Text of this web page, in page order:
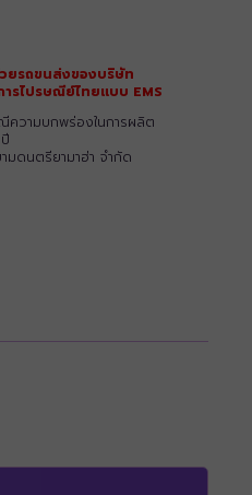
ยรถขนส่งของบริษัท
รไปรษณีย์ไทยแบบ EMS
ความบกพร่องในการผลิต
มดนตรียามาฮ่า จำกัด